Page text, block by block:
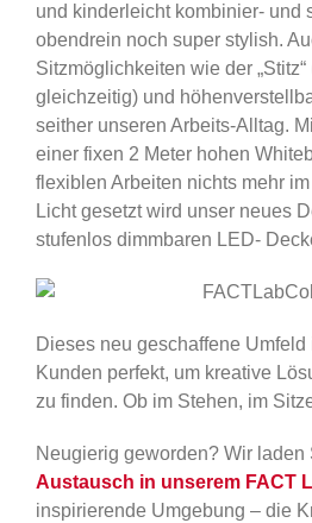
und kinderleicht kombinier- und
obendrein noch super stylish.
Sitzmöglichkeiten wie der
gleichzeitig) und
seither unseren Arbeits-Alltag.
einer fixen 2 Meter hohen
flexiblen Arbeiten nichts mehr
Licht gesetzt wird unser neues
stufenlos dimmbaren LED-
Dieses neu geschaffene
Kunden perfekt, um kreative
zu finden. Ob im Stehen, im
Neugierig geworden? Wir
Austausch in unserem FACT
inspirierende Umgebung – die